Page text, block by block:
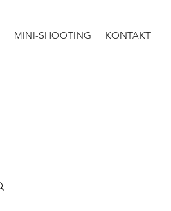
MINI-SHOOTING KONTAKT